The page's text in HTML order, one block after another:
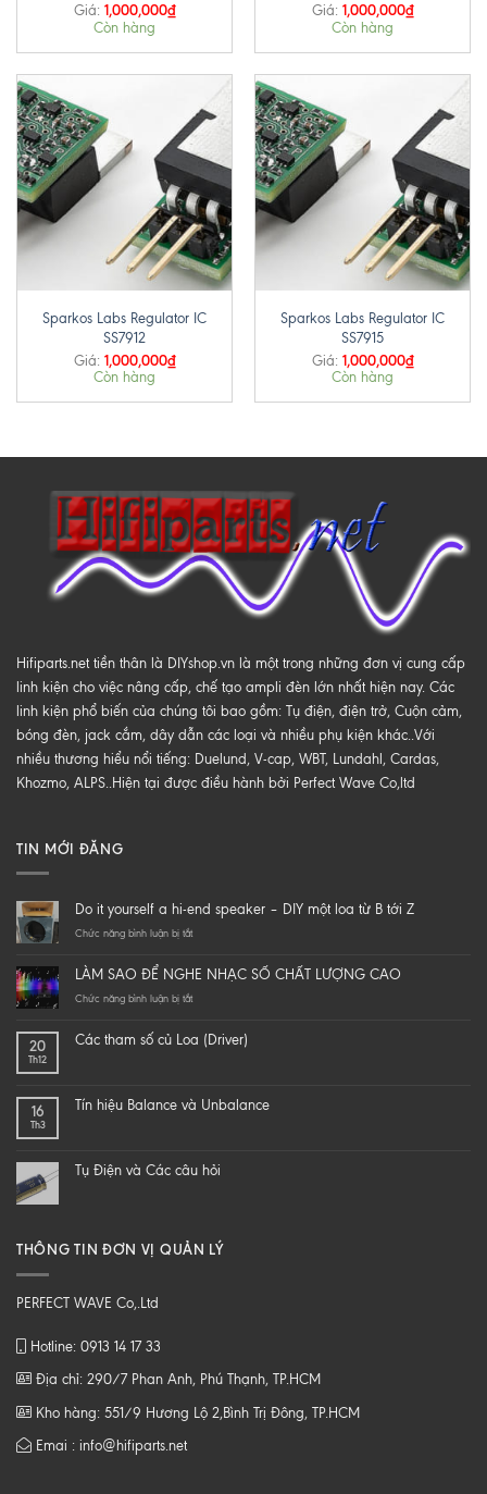
Giá: 1,000,000₫
Còn hàng
Giá: 1,000,000₫
Còn hàng
Sparkos Labs Regulator IC
SS7912
Giá: 1,000,000₫
Còn hàng
Sparkos Labs Regulator IC
SS7915
Giá: 1,000,000₫
Còn hàng
Hifiparts.net tiền thân là DIYshop.vn là một trong những đơn vị cung cấp
linh kiện cho việc nâng cấp, chế tạo ampli đèn lớn nhất hiện nay. Các
linh kiện phổ biến của chúng tôi bao gồm: Tụ điện, điện trở, Cuộn cảm,
bóng đèn, jack cắm, dây dẫn các loại và nhiều phụ kiện khác..Với
nhiều thương hiểu nổi tiếng: Duelund, V-cap, WBT, Lundahl, Cardas,
Khozmo, ALPS..Hiện tại được điều hành bởi Perfect Wave Co,ltd
TIN MỚI ĐĂNG
Do it yourself a hi-end speaker – DIY một loa từ B tới Z
Chức năng bình luận bị tắtở
yourself
a
speaker
loa
Z
LÀM SAO ĐỂ NGHE NHẠC SỐ CHẤT LƯỢNG CAO
Chức năng bình luận bị tắtở
ĐỂ
CHẤT
20
Th12
Các tham số củ Loa (Driver)
16
Th3
Tín hiệu Balance và Unbalance
Tụ Điện và Các câu hỏi
THÔNG TIN ĐƠN VỊ QUẢN LÝ
PERFECT WAVE Co,.Ltd
Hotline: 0913 14 17 33
Địa chỉ: 290/7 Phan Anh, Phú Thạnh, TP.HCM
Kho hàng: 551/9 Hương Lộ 2,Bình Trị Đông, TP.HCM
Emai : info@hifiparts.net